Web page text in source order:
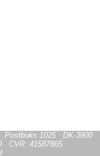
1025 · DK-3900
· CVR: 41587865